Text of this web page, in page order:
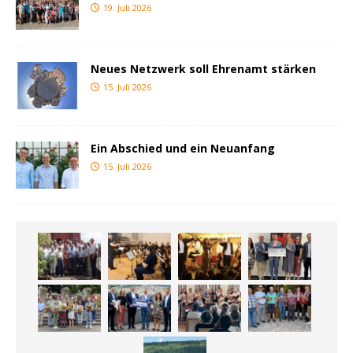
19. Juli 2026
Neues Netzwerk soll Ehrenamt stärken
15. Juli 2026
Ein Abschied und ein Neuanfang
15. Juli 2026